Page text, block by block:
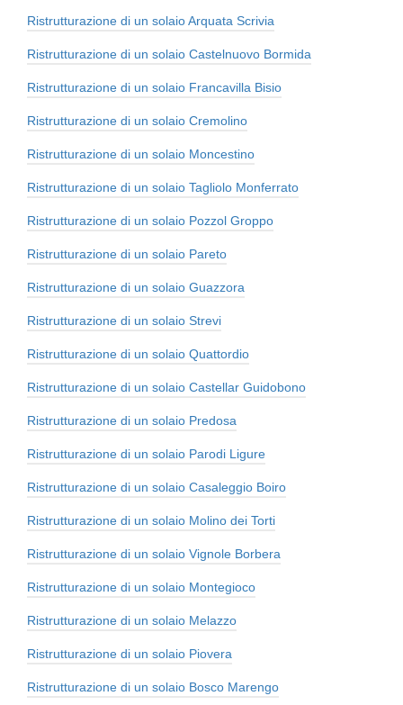
Ristrutturazione di un solaio Arquata Scrivia
Ristrutturazione di un solaio Castelnuovo Bormida
Ristrutturazione di un solaio Francavilla Bisio
Ristrutturazione di un solaio Cremolino
Ristrutturazione di un solaio Moncestino
Ristrutturazione di un solaio Tagliolo Monferrato
Ristrutturazione di un solaio Pozzol Groppo
Ristrutturazione di un solaio Pareto
Ristrutturazione di un solaio Guazzora
Ristrutturazione di un solaio Strevi
Ristrutturazione di un solaio Quattordio
Ristrutturazione di un solaio Castellar Guidobono
Ristrutturazione di un solaio Predosa
Ristrutturazione di un solaio Parodi Ligure
Ristrutturazione di un solaio Casaleggio Boiro
Ristrutturazione di un solaio Molino dei Torti
Ristrutturazione di un solaio Vignole Borbera
Ristrutturazione di un solaio Montegioco
Ristrutturazione di un solaio Melazzo
Ristrutturazione di un solaio Piovera
Ristrutturazione di un solaio Bosco Marengo